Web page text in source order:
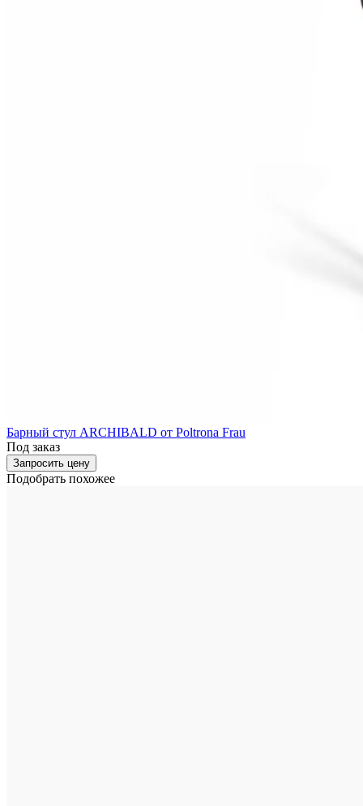
Барный стул ARCHIBALD от Poltrona Frau
Под заказ
Запросить цену
Подобрать похожее